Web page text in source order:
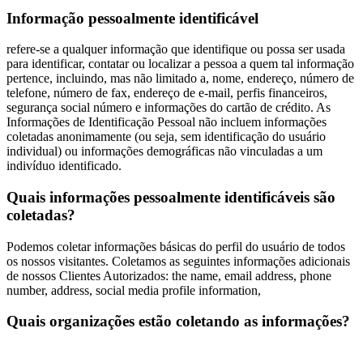
Informação pessoalmente identificável
refere-se a qualquer informação que identifique ou possa ser usada
para identificar, contatar ou localizar a pessoa a quem tal informação
pertence, incluindo, mas não limitado a, nome, endereço, número de
telefone, número de fax, endereço de e-mail, perfis financeiros,
segurança social número e informações do cartão de crédito. As
Informações de Identificação Pessoal não incluem informações
coletadas anonimamente (ou seja, sem identificação do usuário
individual) ou informações demográficas não vinculadas a um
indivíduo identificado.
Quais informações pessoalmente identificáveis são
coletadas?
Podemos coletar informações básicas do perfil do usuário de todos
os nossos visitantes. Coletamos as seguintes informações adicionais
de nossos Clientes Autorizados: the name, email address, phone
number, address, social media profile information,
Quais organizações estão coletando as informações?